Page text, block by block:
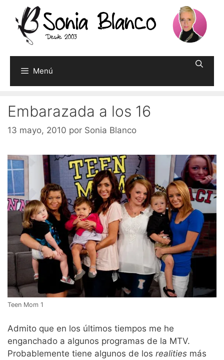
contenido
Menú
Embarazada a los 16
13 mayo, 2010 por Sonia Blanco
Teen Mom 1
Admito que en los últimos tiempos me he
enganchado a algunos programas de la MTV.
Probablemente tiene algunos de los realities más